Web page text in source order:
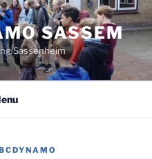
SASSEM
Sassenheim